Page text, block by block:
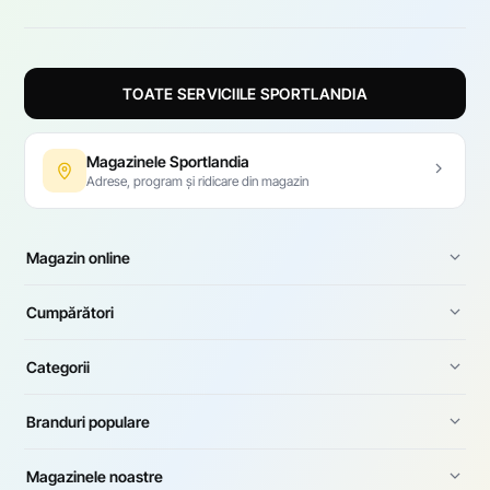
TOATE SERVICIILE SPORTLANDIA
Magazinele Sportlandia
Adrese, program și ridicare din magazin
Magazin online
Cumpărători
Categorii
Branduri populare
Magazinele noastre